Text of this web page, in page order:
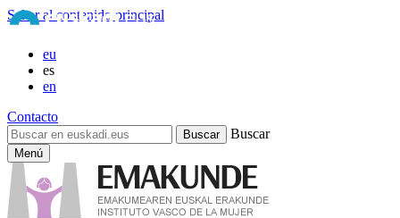
Saltar al contenido principal
eu
es
en
Contacto
Buscar
Menú